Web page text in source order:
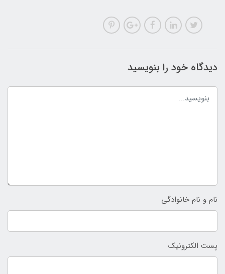
دیدگاه خود را بنویسید
نام و نام خانوادگی
پست الکترونیک